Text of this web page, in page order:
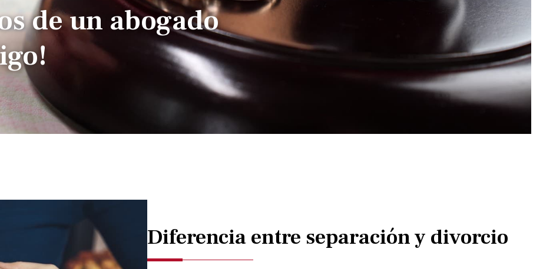
de un abogado
Diferencia entre separación y divorcio